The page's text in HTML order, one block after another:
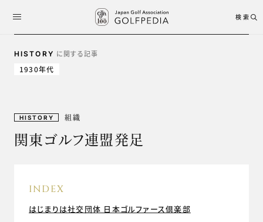
検索
HISTORY に関する記事
1930年代
HISTORY 組織
関東ゴルフ連盟発足
INDEX
はじまりは社交団体 日本ゴルファース倶楽部